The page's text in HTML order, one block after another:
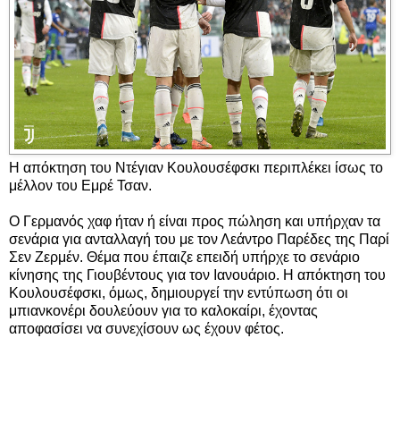
Η απόκτηση του Ντέγιαν Κουλουσέφσκι περιπλέκει ίσως το
μέλλον του Εμρέ Τσαν.
Ο Γερμανός χαφ ήταν ή είναι προς πώληση και υπήρχαν τα
σενάρια για ανταλλαγή του με τον Λεάντρο Παρέδες της Παρί
Σεν Ζερμέν. Θέμα που έπαιζε επειδή υπήρχε το σενάριο
κίνησης της Γιουβέντους για τον Ιανουάριο. Η απόκτηση του
Κουλουσέφσκι, όμως, δημιουργεί την εντύπωση ότι οι
μπιανκονέρι δουλεύουν για το καλοκαίρι, έχοντας
αποφασίσει να συνεχίσουν ως έχουν φέτος.